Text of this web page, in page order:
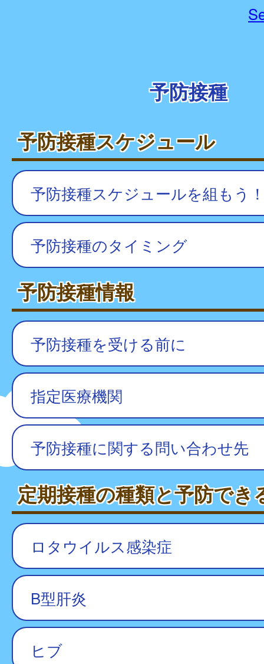
予防接種
予防接種スケジュール
予防接種スケジュールを組もう
予防接種のタイミング
予防接種情報
予防接種を受ける前に
指定医療機関
予防接種に関する問い合わせ先
定期接種の種類と予防でき
ロタウイルス感染症
B型肝炎
ヒブ